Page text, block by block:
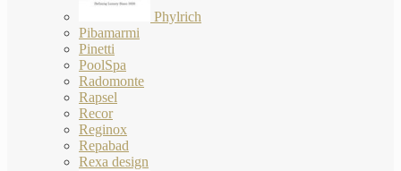
Phylrich
Pibamarmi
Pinetti
PoolSpa
Radomonte
Rapsel
Recor
Reginox
Repabad
Rexa design